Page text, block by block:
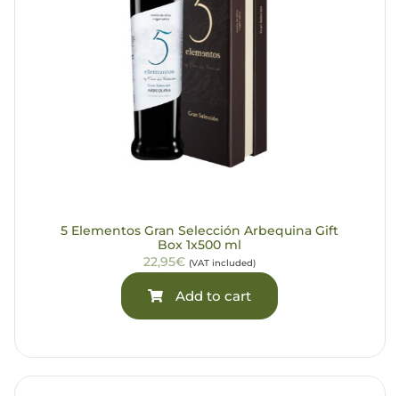
5 Elementos Gran Selección Arbequina Gift
Box 1x500 ml
22,95€ (VAT included)
Add to cart